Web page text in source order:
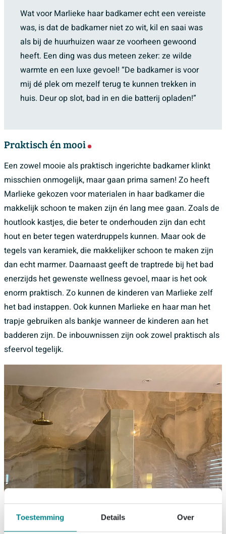
Toestemming Details Over
Wat voor Marlieke haar badkamer echt een vereiste
was, is dat de badkamer niet zo wit, kil en saai was
als bij de huurhuizen waar ze voorheen gewoond
heeft. Een ding was dus meteen zeker: ze wilde
warmte en een luxe gevoel! “De badkamer is voor
mij dé plek om mezelf terug te kunnen trekken in
huis. Deur op slot, bad in en die batterij opladen!”
Praktisch én mooi
Een zowel mooie als praktisch ingerichte badkamer klinkt
misschien onmogelijk, maar gaan prima samen! Zo heeft
Marlieke gekozen voor materialen in haar badkamer die
makkelijk schoon te maken zijn én lang mee gaan. Zoals de
houtlook kastjes, die beter te onderhouden zijn dan echt
hout en beter tegen waterdruppels kunnen. Maar ook de
tegels van keramiek, die makkelijker schoon te maken zijn
dan echt marmer. Daarnaast geeft de traptrede bij het bad
enerzijds het gewenste wellness gevoel, maar is het ook
enorm praktisch. Zo kunnen de kinderen van Marlieke zelf
het bad instappen. Ook kunnen Marlieke en haar man het
trapje gebruiken als bankje wanneer de kinderen aan het
badderen zijn. De inbouwnissen zijn ook zowel praktisch als
sfeervol tegelijk.